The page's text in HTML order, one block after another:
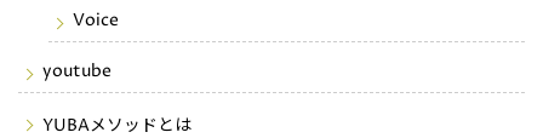
Voice
youtube
YUBAメソッドとは